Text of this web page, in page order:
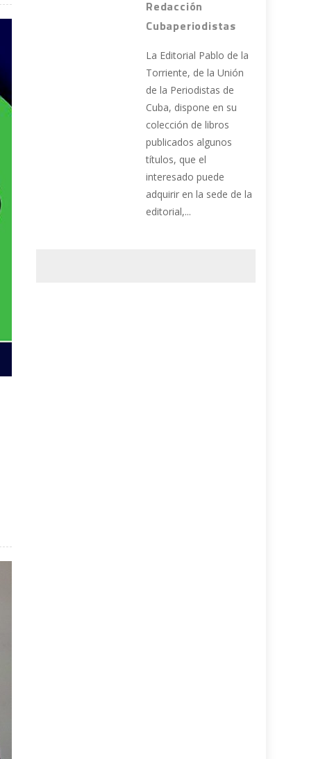
Redacción
Cubaperiodistas
La Editorial Pablo de la
Torriente, de la Unión
de la Periodistas de
Cuba, dispone en su
colección de libros
publicados algunos
títulos, que el
interesado puede
adquirir en la sede de la
editorial,...